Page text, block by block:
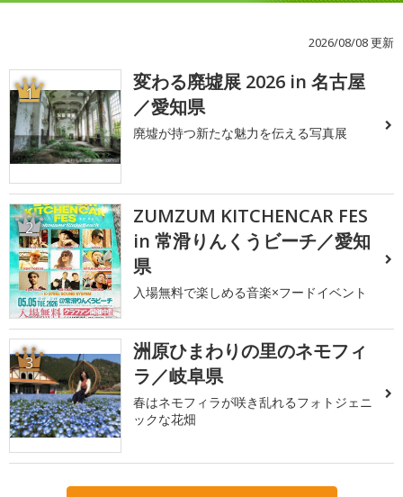
2026/08/08 更新
1
変わる廃墟展 2026 in 名古屋
／愛知県
廃墟が持つ新たな魅力を伝える写真展
2
ZUMZUM KITCHENCAR FES
in 常滑りんくうビーチ／愛知
県
入場無料で楽しめる音楽×フードイベント
3
洲原ひまわりの里のネモフィ
ラ／岐阜県
春はネモフィラが咲き乱れるフォトジェニ
ックな花畑